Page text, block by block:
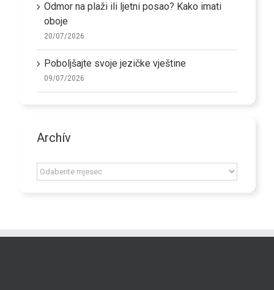
Odmor na plaži ili ljetni posao? Kako imati
oboje
20/07/2026
Poboljšajte svoje jezičke vještine
09/07/2026
Archív
Archív